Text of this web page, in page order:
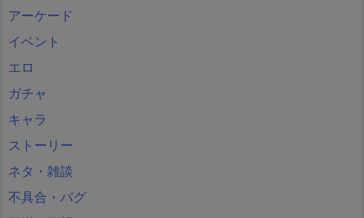
アーケード
イベント
エロ
ガチャ
キャラ
ストーリー
ネタ・雑談
不具合・バグ